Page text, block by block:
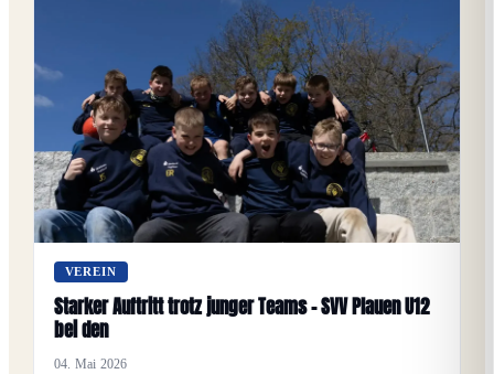
VEREIN
Starker Auftritt trotz junger Teams – SVV Plauen U12
bei den
04. Mai 2026